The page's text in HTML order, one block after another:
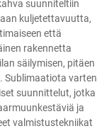
suunniteltiin
kuljetettavuutta,
että
rakennetta
säilymisen, pitäen
Sublimaatiota varten
suunnittelut, jotka
ja
valmistustekniikat